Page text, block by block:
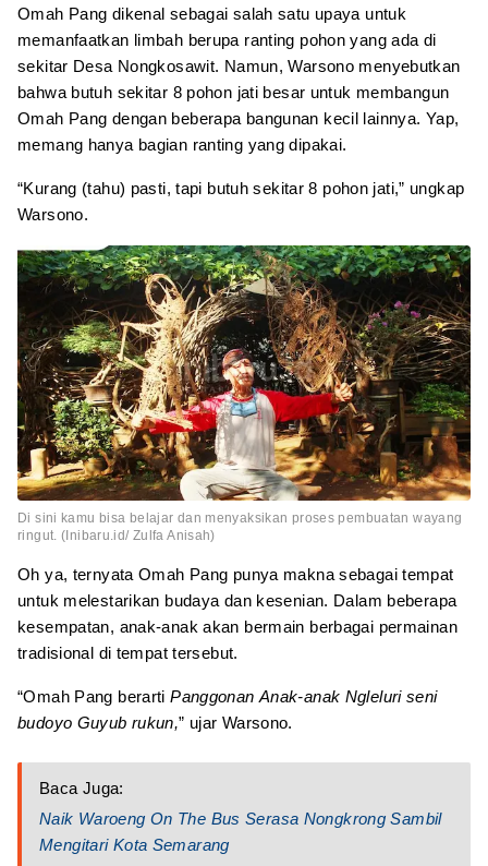
Omah Pang dikenal sebagai salah satu upaya untuk
memanfaatkan limbah berupa ranting pohon yang ada di
sekitar Desa Nongkosawit. Namun, Warsono menyebutkan
bahwa butuh sekitar 8 pohon jati besar untuk membangun
Omah Pang dengan beberapa bangunan kecil lainnya. Yap,
memang hanya bagian ranting yang dipakai.
“Kurang (tahu) pasti, tapi butuh sekitar 8 pohon jati,” ungkap
Warsono.
Di sini kamu bisa belajar dan menyaksikan proses pembuatan wayang
ringut. (Inibaru.id/ Zulfa Anisah)
Oh ya, ternyata Omah Pang punya makna sebagai tempat
untuk melestarikan budaya dan kesenian. Dalam beberapa
kesempatan, anak-anak akan bermain berbagai permainan
tradisional di tempat tersebut.
“Omah Pang berartiPanggonan Anak-anak Ngleluri seni
budoyo Guyub rukun,” ujar Warsono.
Baca Juga:
Naik Waroeng On The Bus Serasa Nongkrong Sambil
Mengitari Kota Semarang